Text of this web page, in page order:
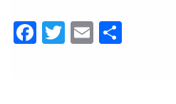
Facebook
Twitter
Email